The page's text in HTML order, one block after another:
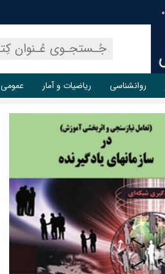
روانشناسی ریاضیات و آمار عمومی